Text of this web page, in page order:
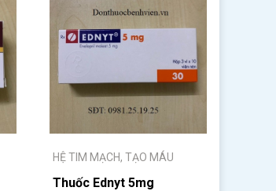
HỆ TIM MẠCH, TẠO MÁU
Thuốc Ednyt 5mg